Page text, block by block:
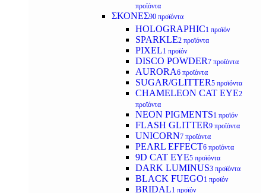
προϊόντα
ΣΚΟΝΕΣ90 προϊόντα
HOLOGRAPHIC1 προϊόν
SPARKLE2 προϊόντα
PIXEL1 προϊόν
DISCO POWDER7 προϊόντα
AURORA6 προϊόντα
SUGAR/GLITTER5 προϊόντα
CHAMELEON CAT EYE2
προϊόντα
NEON PIGMENTS1 προϊόν
FLASH GLITTER9 προϊόντα
UNICORN7 προϊόντα
PEARL EFFECT6 προϊόντα
9D CAT EYE5 προϊόντα
DARK LUMINUS3 προϊόντα
BLACK FUEGO1 προϊόν
BRIDAL1 προϊόν